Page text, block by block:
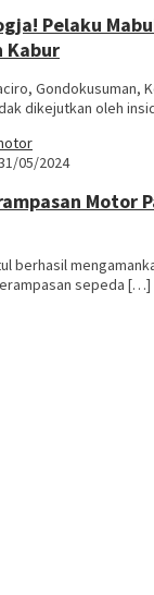
Pelaku
Kabur
Gondokusuman,
dikejutkan oleh
05/2024
Motor
berhasil
sepeda […]